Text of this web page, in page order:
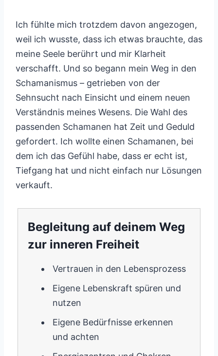
Ich fühlte mich trotzdem davon angezogen,
weil ich wusste, dass ich etwas brauchte, das
meine Seele berührt und mir Klarheit
verschafft. Und so begann mein Weg in den
Schamanismus – getrieben von der
Sehnsucht nach Einsicht und einem neuen
Verständnis meines Wesens. Die Wahl des
passenden Schamanen hat Zeit und Geduld
gefordert. Ich wollte einen Schamanen, bei
dem ich das Gefühl habe, dass er echt ist,
Tiefgang hat und nicht einfach nur Lösungen
verkauft.
Begleitung auf deinem Weg
zur inneren Freiheit
Vertrauen in den Lebensprozess
Eigene Lebenskraft spüren und
nutzen
Eigene Bedürfnisse erkennen
und achten